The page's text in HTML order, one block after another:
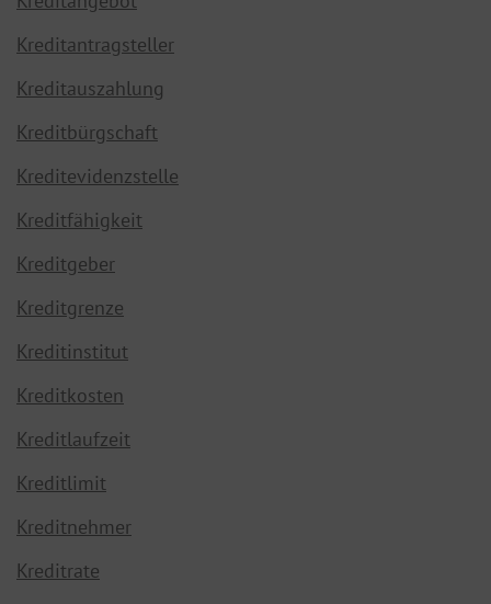
Kreditantragsteller
Kreditauszahlung
Kreditbürgschaft
Kreditevidenzstelle
Kreditfähigkeit
Kreditgeber
Kreditgrenze
Kreditinstitut
Kreditkosten
Kreditlaufzeit
Kreditlimit
Kreditnehmer
Kreditrate